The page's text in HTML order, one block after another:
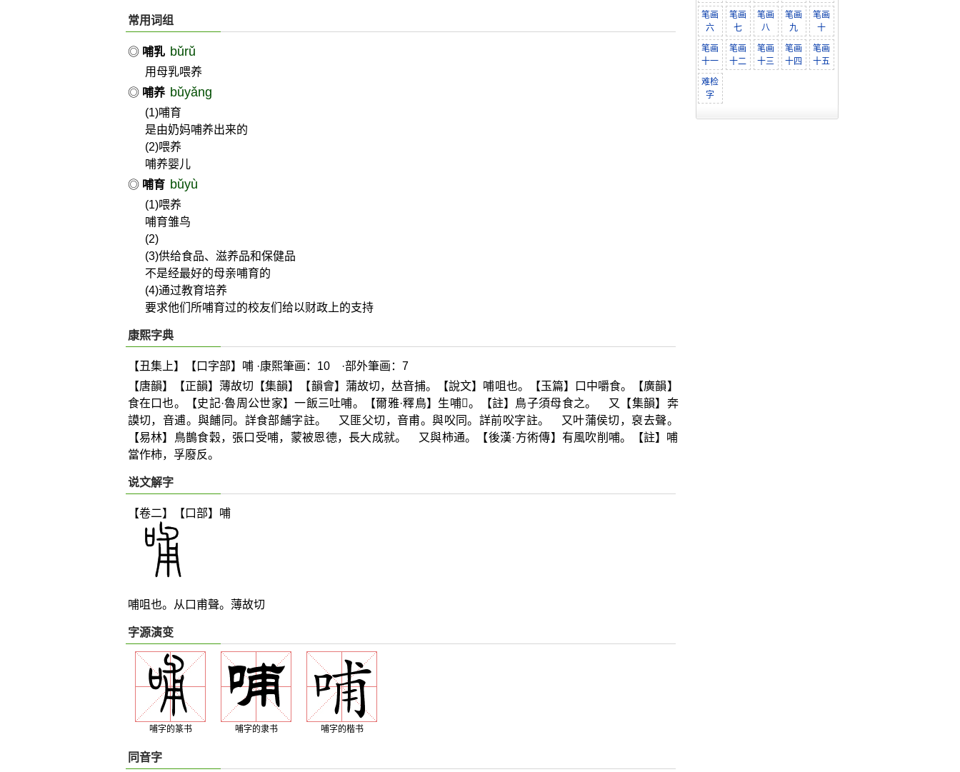
常用词组
◎ 哺乳 bǔrǔ
用母乳喂养
◎ 哺养 bǔyǎng
(1)哺育
是由奶妈哺养出来的
(2)喂养
哺养婴儿
◎ 哺育 bǔyù
(1)喂养
哺育雏鸟
(2)
(3)供给食品、滋养品和保健品
不是经最好的母亲哺育的
(4)通过教育培养
要求他们所哺育过的校友们给以财政上的支持
康熙字典
【丑集上】【口字部】哺 ·康熙筆画：10 ·部外筆画：7
【唐韻】【正韻】薄故切【集韻】【韻會】蒲故切， 𠀤音捕。【說文】哺咀也。【玉篇】口中嚼食。【廣韻】
食在口也。【史記·魯周公世家】一飯三吐哺。【爾雅·釋鳥】生哺𪃟。【註】鳥子須母食之。 又【集韻】奔
謨切，音逋。與餔同。詳食部餔字註。 又匪父切，音甫。與㕮同。詳前㕮字註。 又叶蒲侯切，裒去聲。
【易林】鳥鵲食穀，張口受哺，蒙被恩德，長大成就。 又與柿通。【後漢·方術傳】有風吹削哺。【註】哺
當作柿，孚廢反。
说文解字
【卷二】【口部】 哺
哺咀也。从口甫聲。薄故切
字源演变
哺字的篆书 哺字的隶书 哺字的楷书
同音字
笔画
六
笔画
七
笔画
八
笔画
九
笔画
十
笔画
十一
笔画
十二
笔画
十三
笔画
十四
笔画
十五
难检
字